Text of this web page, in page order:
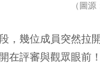
（圖
，幾位成員突然拉
在評審與觀眾眼前